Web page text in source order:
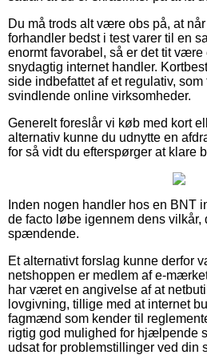
Du må trods alt være obs på, at
forhandler bedst i test varer til en
enormt favorabel, så er det tit være
snydagtig internet handler.
side indbefattet af et regulativ,
svindlende online virksomheder.
Generelt foreslår vi køb med kort
alternativ kunne du udnytte en
for så vidt du efterspørger at klare
Inden nogen handler hos en BNT
de facto løbe igennem dens vilkår,
spændende.
Et alternativt forslag kunne derfor
netshoppen er medlem af e-
har været en angivelse af at
lovgivning, tillige med at internet
fagmænd som kender til
rigtig god mulighed for hjælpende
udsat for problemstillinger ved din